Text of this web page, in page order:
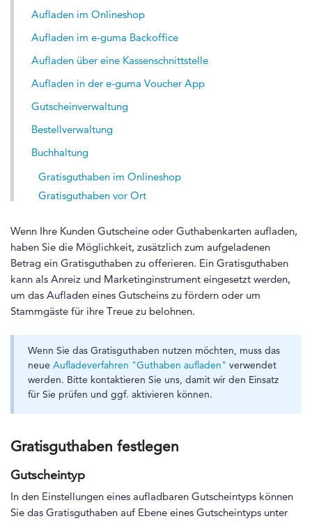
Aufladen im Onlineshop
Aufladen im e-guma Backoffice
Aufladen über eine Kassenschnittstelle
Aufladen in der e-guma Voucher App
Gutscheinverwaltung
Bestellverwaltung
Buchhaltung
Gratisguthaben im Onlineshop
Gratisguthaben vor Ort
Wenn Ihre Kunden Gutscheine oder Guthabenkarten aufladen,
haben Sie die Möglichkeit, zusätzlich zum aufgeladenen
Betrag ein Gratisguthaben zu offerieren. Ein Gratisguthaben
kann als Anreiz und Marketinginstrument eingesetzt werden,
um das Aufladen eines Gutscheins zu fördern oder um
Stammgäste für ihre Treue zu belohnen.
Wenn Sie das Gratisguthaben nutzen möchten, muss das
neue Aufladeverfahren "Guthaben aufladen" verwendet
werden. Bitte kontaktieren Sie uns, damit wir den Einsatz
für Sie prüfen und ggf. aktivieren können.
Gratisguthaben festlegen
Gutscheintyp
In den Einstellungen eines aufladbaren Gutscheintyps können
Sie das Gratisguthaben auf Ebene eines Gutscheintyps unter